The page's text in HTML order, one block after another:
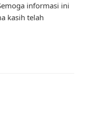
informasi ini
kasih telah